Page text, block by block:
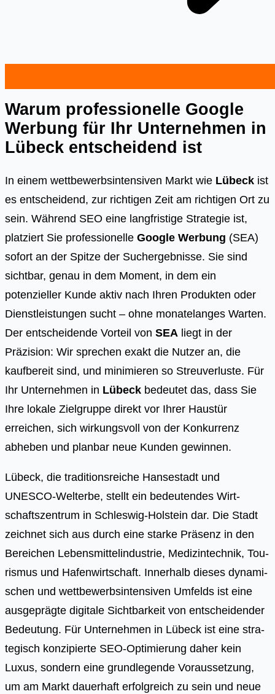
Warum professionelle Google
Werbung für Ihr Unternehmen in
Lübeck entscheidend ist
In einem wettbewerbsintensiven Markt wie Lübeck ist
es entscheidend, zur richtigen Zeit am richtigen Ort zu
sein. Während SEO eine langfristige Strategie ist,
platziert Sie professionelle Google Werbung (SEA)
sofort an der Spitze der Suchergebnisse. Sie sind
sichtbar, genau in dem Moment, in dem ein
potenzieller Kunde aktiv nach Ihren Produkten oder
Dienstleistungen sucht – ohne monatelanges Warten.
Der entscheidende Vorteil von SEA liegt in der
Präzision: Wir sprechen exakt die Nutzer an, die
kaufbereit sind, und minimieren so Streuverluste. Für
Ihr Unternehmen in Lübeck bedeutet das, dass Sie
Ihre lokale Zielgruppe direkt vor Ihrer Haustür
erreichen, sich wirkungsvoll von der Konkurrenz
abheben und planbar neue Kunden gewinnen.
Lübeck, die tra­di­ti­ons­rei­che Han­se­stadt und
UNESCO-Welt­erbe, stellt ein bedeu­ten­des Wirt­
schafts­zen­trum in Schles­wig-Hol­stein dar. Die Stadt
zeich­net sich aus durch eine star­ke Prä­senz in den
Berei­chen Lebens­mit­tel­in­dus­trie, Medi­zin­tech­nik, Tou­
ris­mus und Hafen­wirt­schaft. Inner­halb die­ses dyna­mi­
schen und wett­be­werbs­in­ten­si­ven Umfelds ist eine
aus­ge­präg­te digi­ta­le Sicht­bar­keit von ent­schei­den­der
Bedeu­tung. Für Unter­neh­men in Lübeck ist eine stra­
te­gisch kon­zi­pier­te SEO-Opti­mie­rung daher kein
Luxus, son­dern eine grund­le­gen­de Vor­aus­set­zung,
um am Markt dau­er­haft erfolg­reich zu sein und neue